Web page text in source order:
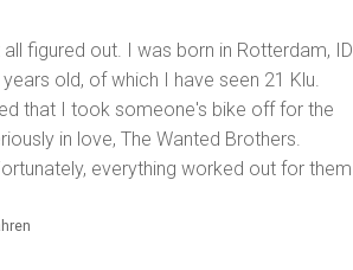
figured out. I was born in Rotterdam, ID
old, of which I have seen 21 Klu.
that I took someone's bike off for the
in love, The Wanted Brothers.
everything worked out for them